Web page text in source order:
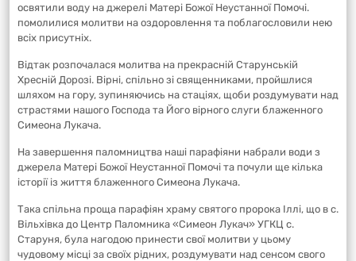
освятили воду на джерелі Матері Божої Неустанної Помочі.
помолилися молитви на оздоровлення та поблагословили нею
всіх присутніх.
Відтак розпочалася молитва на прекрасній Старунській
Хресній Дорозі. Вірні, спільно зі священниками, пройшлися
шляхом на гору, зупиняючись на стаціях, щоби роздумувати над
страстями нашого Господа та Його вірного слуги блаженного
Симеона Лукача.
На завершення паломництва наші парафіяни набрали води з
джерела Матері Божої Неустанної Помочі та почули ще кілька
історії із життя блаженного Симеона Лукача.
Така спільна проща парафіян храму святого пророка Іллі, що в с.
Вільхівка до Центр Паломника «Симеон Лукач» УГКЦ с.
Старуня, була нагодою принести свої молитви у цьому
чудовому місці за своїх рідних, роздумувати над сенсом свого